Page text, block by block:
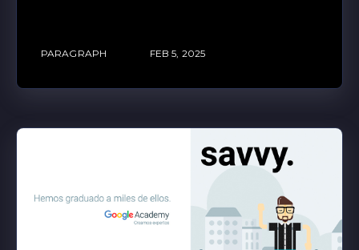
PARAGRAPH FEB 5, 2025